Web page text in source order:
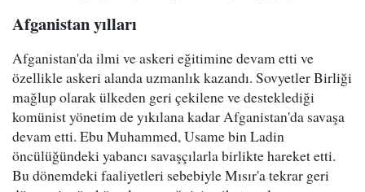
Afganistan yılları
Afganistan'da ilmi ve askeri eğitimine devam etti ve
özellikle askeri alanda uzmanlık kazandı. Sovyetler Birliği
mağlup olarak ülkeden geri çekilene ve desteklediği
komünist yönetim de yıkılana kadar Afganistan'da savaşa
devam etti. Ebu Muhammed, Usame bin Ladin
öncülüğündeki yabancı savaşçılarla birlikte hareket etti.
Bu dönemdeki faaliyetleri sebebiyle Mısır'a tekrar geri